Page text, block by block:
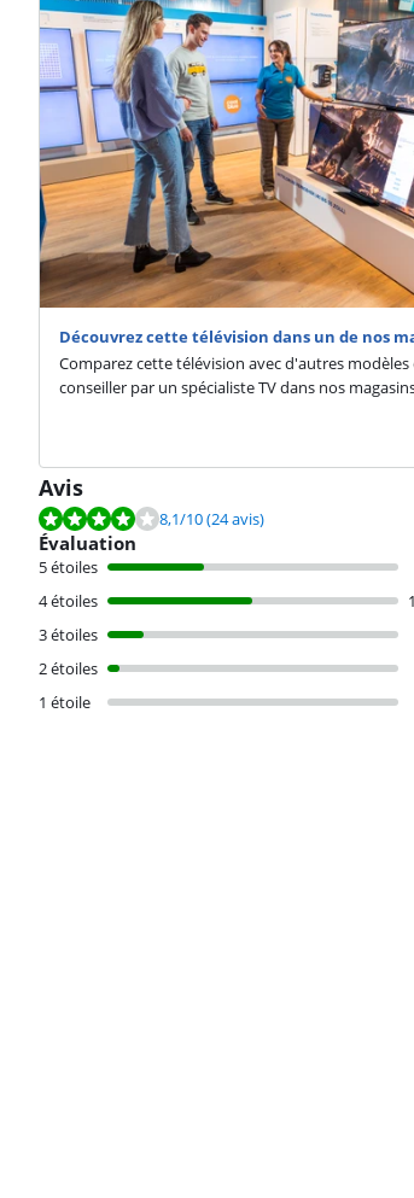
Découvrez cette télévision dans un de nos
Comparez cette télévision avec d'autres
conseiller par un spécialiste TV dans nos
Avis
La note est de 8,1 sur 10, basée sur 24 avis.
8,1/10(24 avis)
Évaluation
5 étoiles
4 étoiles
3 étoiles
2 étoiles
1 étoile